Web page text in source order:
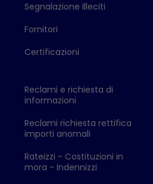
Segnalazione Illeciti
Fornitori
Certificazioni
Reclami e richiesta di
informazioni
Reclami richiesta rettifica
importi anomali
Rateizzi - Costituzioni in
mora - Indennizzi